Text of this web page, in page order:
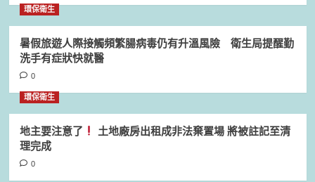
環保衛生
暑假旅遊人際接觸頻繁腸病毒仍有升溫風險 衛生局提醒勤
洗手有症狀快就醫
0
環保衛生
地主要注意了
土地廠房出租成非法棄置場 將被註記至清
理完成
0